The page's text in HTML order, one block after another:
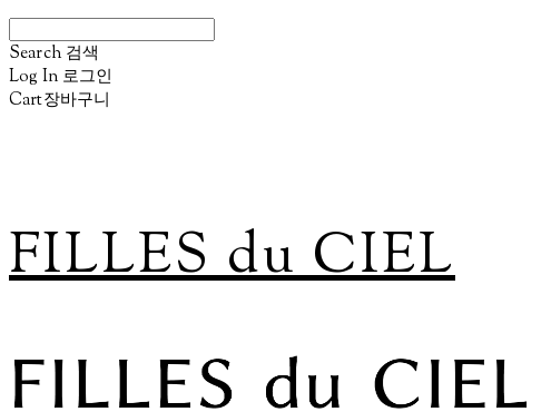
Search 검색
Log In 로그인
Cart장바구니
FILLES du CIEL